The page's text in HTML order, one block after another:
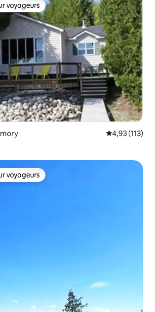
les plus appréciés
voyageurs
Évaluation
4,93 (113)
les plus appréciés
voyageurs